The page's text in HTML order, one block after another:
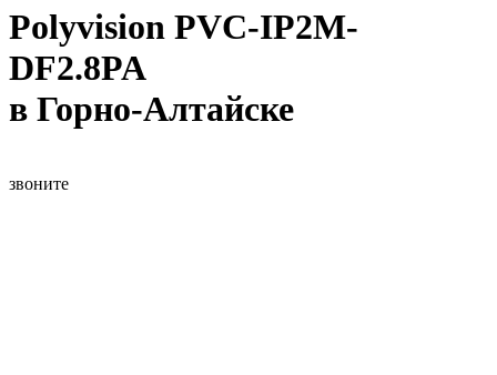
Polyvision PVC-IP2M-
DF2.8PA
в Горно-Алтайске
звоните